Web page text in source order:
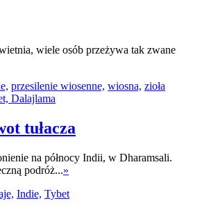
wiele osób przeżywa tak zwane
przesilenie wiosenne, wiosna, zioła
tułacza
na północy Indii, w Dharamsali.
podróż...»
Indie, Tybet